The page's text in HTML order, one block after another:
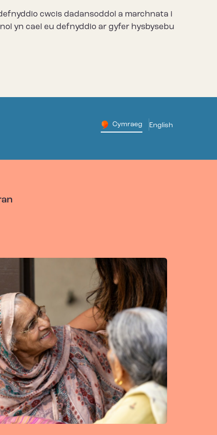
cwcis dadansoddol a marchnata i
yn cael eu defnyddio ar gyfer hysbysebu
Change website
Cymraeg English
– Newid yr iaith ir